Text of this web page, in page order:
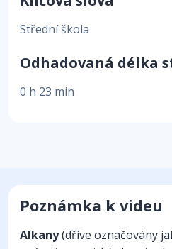
Střední škola
Odhadovaná délka
0 h 23 min
Poznámka k videu
Alkany(dříve označovány